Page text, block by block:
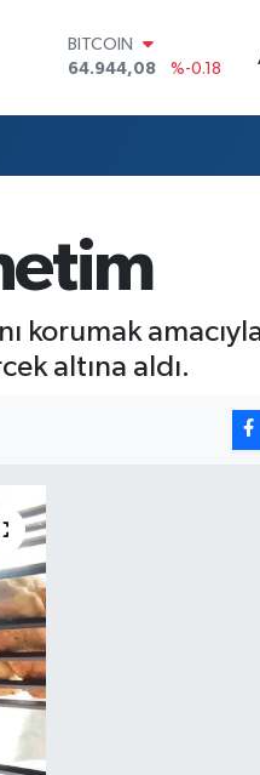
DOLAR
47,7436
%0.18
55,2510
%0.32
BİST100
13.779
%-14
BITCOIN
korumak amacıyla
altına aldı.